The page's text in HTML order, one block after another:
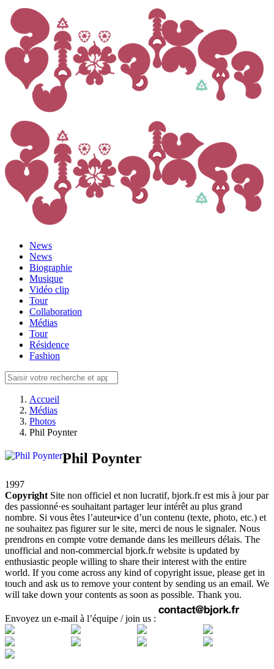
News
News
Biographie
Musique
Vidéo clip
Tour
Collaboration
Médias
Tour
Résidence
Fashion
Accueil
Médias
Photos
Phil Poynter
Phil Poynter
1997
Copyright Site non officiel et non lucratif, bjork.fr est mis à jour par
des passionné·es souhaitant partager leur intérêt au plus grand
nombre. Si vous êtes l’auteur•ice d’un contenu (texte, photo, etc.) et
ne souhaitez pas figurer sur le site, merci de nous le signaler. Nous
prendrons en compte votre demande dans les meilleurs délais. The
unofficial and non-commercial bjork.fr website is updated by
enthusiastic people willing to share their interest with the entire
world. If you come across any kind of copyright issue, please get in
touch and ask us to remove your content by sending us an email. We
will take down your contents as soon as possible. Thank you.
Envoyez un e-mail à l’équipe / join us :